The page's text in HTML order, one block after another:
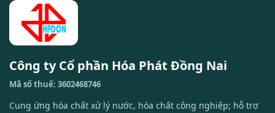
Công ty Cổ phần Hóa Phát Đồng Nai
Mã số thuế: 3602468746
Cung ứng hóa chất xử lý nước, hóa chất công nghiệp; hỗ trợ